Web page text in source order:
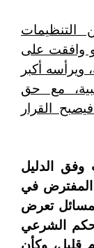
التنظيمات
وافقت على
ويرأسه أكبر
مع حق
القرار
وفق الدليل
المفترض في
تعرض
الشرعي
قليل، وكأن